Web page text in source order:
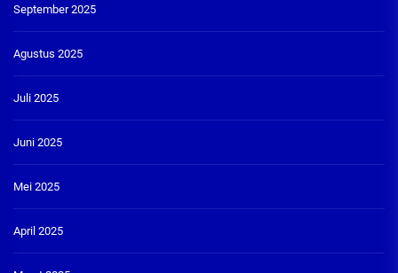
September 2025
Agustus 2025
Juli 2025
Juni 2025
Mei 2025
April 2025